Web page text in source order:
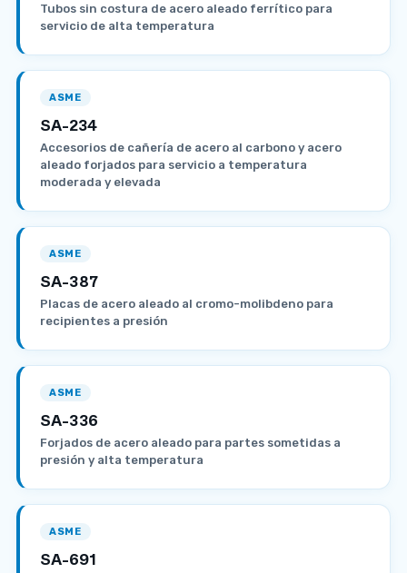
Tubos sin costura de acero aleado ferrítico para
servicio de alta temperatura
ASME
SA-234
Accesorios de cañería de acero al carbono y acero
aleado forjados para servicio a temperatura
moderada y elevada
ASME
SA-387
Placas de acero aleado al cromo-molibdeno para
recipientes a presión
ASME
SA-336
Forjados de acero aleado para partes sometidas a
presión y alta temperatura
ASME
SA-691